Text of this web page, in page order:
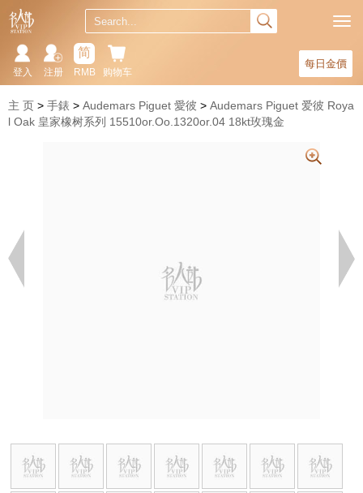
每日金價
购物车
简
RMB
注册
登入
主 页 手錶 Audemars Piguet 愛彼
Audemars Piguet 爱彼 Roya
l Oak 皇家橡树系列 15510or.Oo.1320or.04 18kt玫瑰金